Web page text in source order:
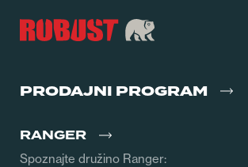
PRODAJNI PROGRAM
RANGER
Spoznajte družino Ranger: